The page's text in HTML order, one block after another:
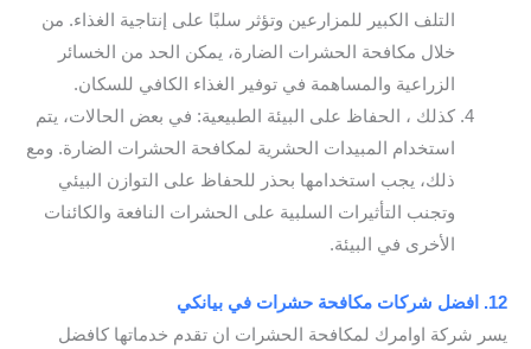
التلف الكبير للمزارعين وتؤثر سلبًا على إنتاجية الغذاء. من
خلال مكافحة الحشرات الضارة، يمكن الحد من الخسائر
الزراعية والمساهمة في توفير الغذاء الكافي للسكان.
كذلك ، الحفاظ على البيئة الطبيعية: في بعض الحالات، يتم
استخدام المبيدات الحشرية لمكافحة الحشرات الضارة. ومع
ذلك، يجب استخدامها بحذر للحفاظ على التوازن البيئي
وتجنب التأثيرات السلبية على الحشرات النافعة والكائنات
الأخرى في البيئة.
12. افضل شركات مكافحة حشرات في بيانكي
يسر شركة اوامرك لمكافحة الحشرات ان تقدم خدماتها كافضل